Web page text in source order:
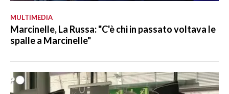
MULTIMEDIA
Marcinelle, La Russa: "C'è chi in passato voltava le
spalle a Marcinelle"